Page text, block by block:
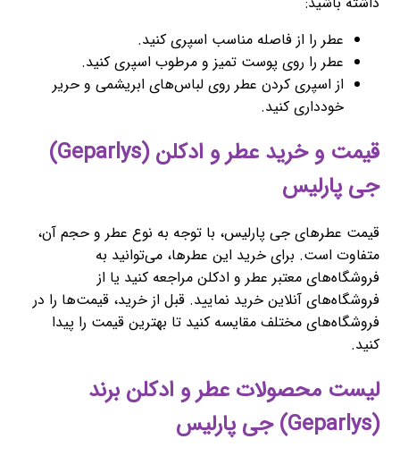
عطر را از فاصله مناسب اسپری کنید.
عطر را روی پوست تمیز و مرطوب اسپری کنید.
از اسپری کردن عطر روی لباس‌های ابریشمی و حریر
خودداری کنید.
قیمت و خرید عطر و ادکلن (Geparlys)
جی پارلیس
قیمت عطرهای جی پارلیس، با توجه به نوع عطر و حجم آن،
متفاوت است. برای خرید این عطرها، می‌توانید به
فروشگاه‌های معتبر عطر و ادکلن مراجعه کنید یا از
فروشگاه‌های آنلاین خرید نمایید. قبل از خرید، قیمت‌ها را در
فروشگاه‌های مختلف مقایسه کنید تا بهترین قیمت را پیدا
کنید.
لیست محصولات عطر و ادکلن برند
(Geparlys) جی پارلیس